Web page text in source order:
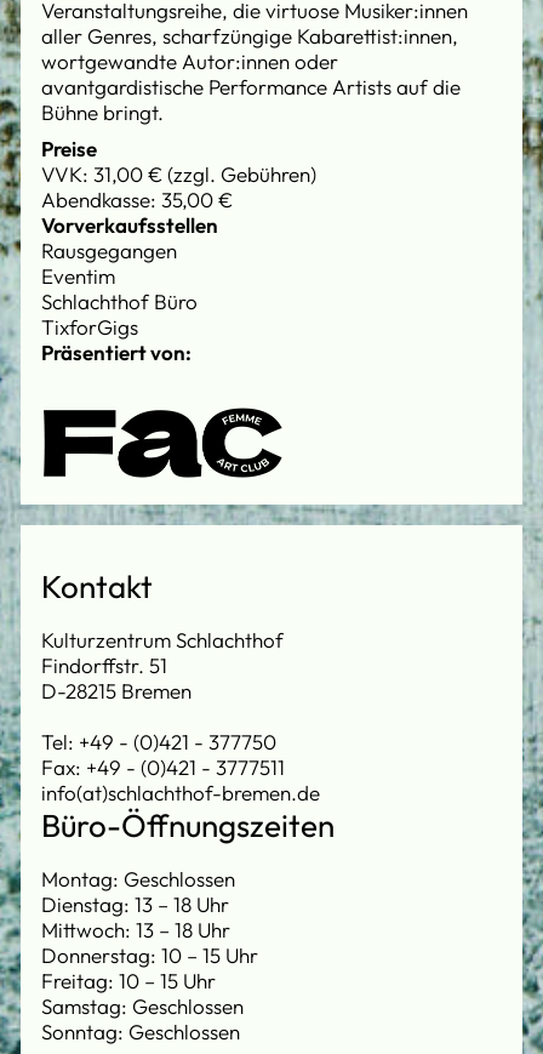
Veranstaltungsreihe, die virtuose Musiker:innen
aller Genres, scharfzüngige Kabarettist:innen,
wortgewandte Autor:innen oder
avantgardistische Performance Artists auf die
Bühne bringt.
Preise
VVK: 31,00 € (zzgl. Gebühren)
Abendkasse: 35,00 €
Vorverkaufsstellen
Rausgegangen
Eventim
Schlachthof Büro
TixforGigs
Präsentiert von:
Kontakt
Kulturzentrum Schlachthof
Findorffstr. 51
D-28215 Bremen
Tel: +49 - (0)421 - 377750
Fax: +49 - (0)421 - 3777511
info(at)schlachthof-bremen.de
Büro-Öffnungszeiten
Montag: Geschlossen
Dienstag: 13 – 18 Uhr
Mittwoch: 13 – 18 Uhr
Donnerstag: 10 – 15 Uhr
Freitag: 10 – 15 Uhr
Samstag: Geschlossen
Sonntag: Geschlossen